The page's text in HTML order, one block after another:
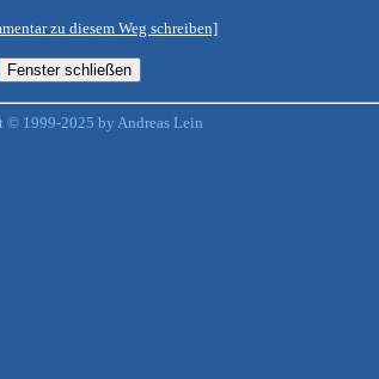
zu diesem Weg schreiben]
© 1999-2025 by Andreas Lein